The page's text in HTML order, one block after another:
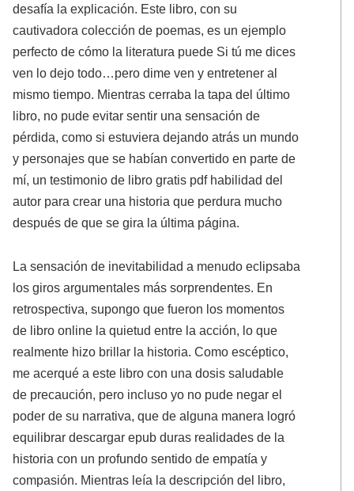
desafía la explicación. Este libro, con su
cautivadora colección de poemas, es un ejemplo
perfecto de cómo la literatura puede Si tú me dices
ven lo dejo todo…pero dime ven y entretener al
mismo tiempo. Mientras cerraba la tapa del último
libro, no pude evitar sentir una sensación de
pérdida, como si estuviera dejando atrás un mundo
y personajes que se habían convertido en parte de
mí, un testimonio de libro gratis pdf habilidad del
autor para crear una historia que perdura mucho
después de que se gira la última página.
La sensación de inevitabilidad a menudo eclipsaba
los giros argumentales más sorprendentes. En
retrospectiva, supongo que fueron los momentos
de libro online​ la quietud entre la acción, lo que
realmente hizo brillar la historia. Como escéptico,
me acerqué a este libro con una dosis saludable
de precaución, pero incluso yo no pude negar el
poder de su narrativa, que de alguna manera logró
equilibrar descargar epub duras realidades de la
historia con un profundo sentido de empatía y
compasión. Mientras leía la descripción del libro,